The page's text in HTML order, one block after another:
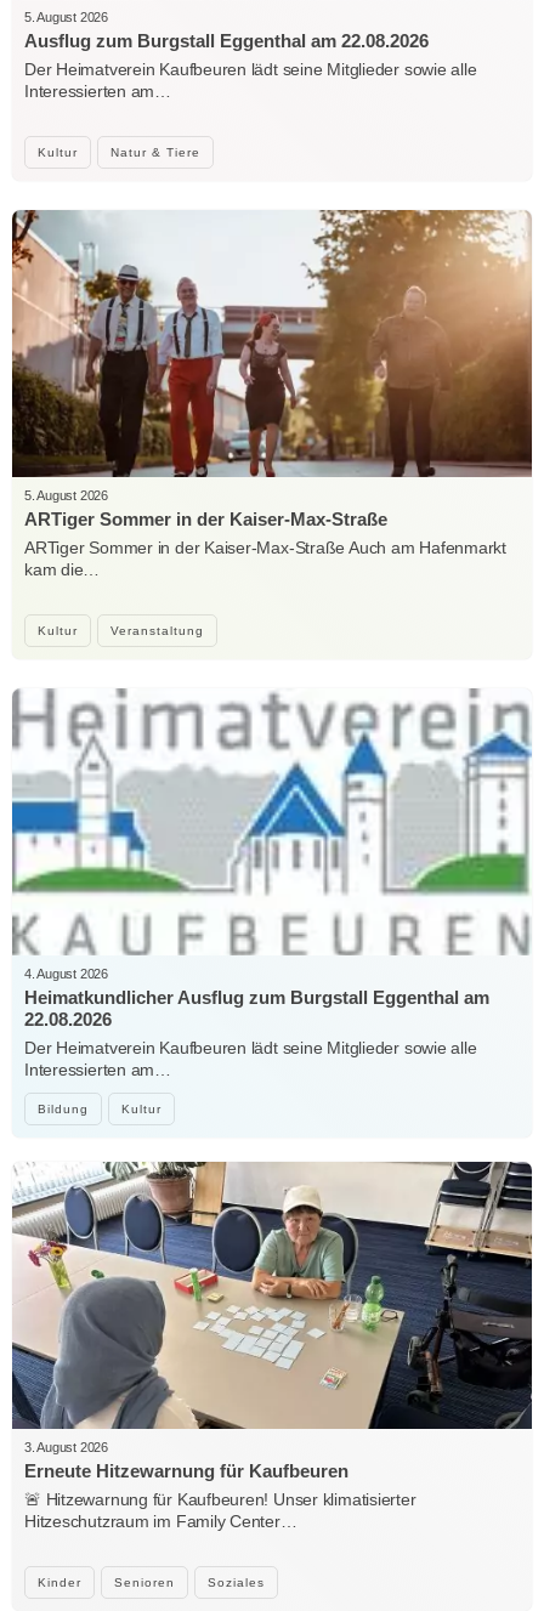
Kultur Natur & Tiere
5. August 2026
Ausflug zum Burgstall Eggenthal am 22.08.2026
Der Heimatverein Kaufbeuren lädt seine Mitglieder sowie alle
Interessierten am…
Kultur Veranstaltung
5. August 2026
ARTiger Sommer in der Kaiser-Max-Straße
ARTiger Sommer in der Kaiser-Max-Straße Auch am Hafenmarkt
kam die…
Bildung Kultur
4. August 2026
Heimatkundlicher Ausflug zum Burgstall Eggenthal am
22.08.2026
Der Heimatverein Kaufbeuren lädt seine Mitglieder sowie alle
Interessierten am…
Kinder Senioren Soziales
3. August 2026
Erneute Hitzewarnung für Kaufbeuren
🚨 Hitzewarnung für Kaufbeuren! Unser klimatisierter
Hitzeschutzraum im Family Center…